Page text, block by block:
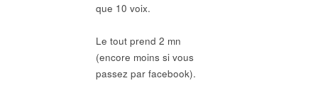
que 10 voix.
Le tout prend 2 mn
(encore moins si vous
passez par facebook).